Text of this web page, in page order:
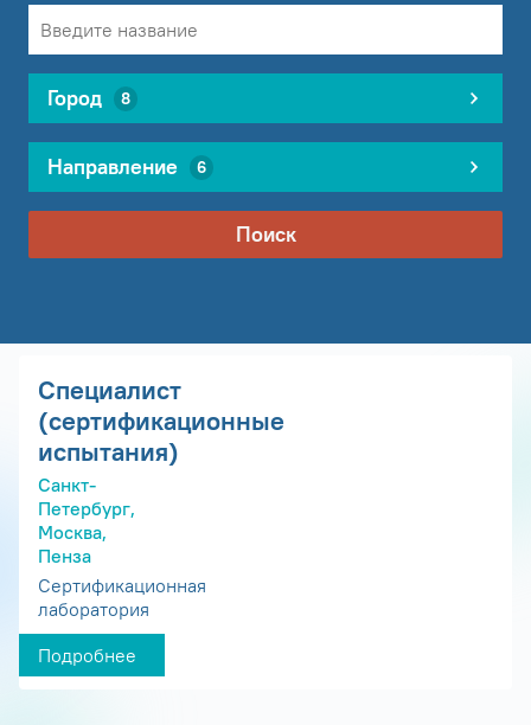
Город 8
Направление 6
Поиск
Специалист
(сертификационные
испытания)
Санкт-
Петербург,
Москва,
Пенза
Сертификационная
лаборатория
Подробнее